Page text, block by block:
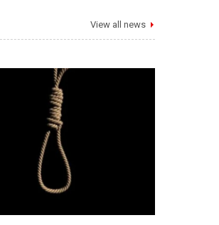
View all news